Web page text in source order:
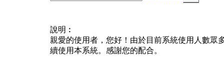
說明︰
親愛的使用者，您好！由於目前系統使用人數眾
續使用本系統。感謝您的配合。